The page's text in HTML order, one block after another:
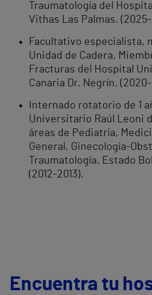
Traumatología del
Vithas Las Palmas.
Facultativo especialista,
Unidad de Cadera,
Fracturas del Hospital
Canaria Dr. Negrín.
Internado rotatorio de 1
Universitario Raúl Leoni
áreas de Pediatría,
General, Ginecología-
Traumatología. Estado
(2012-2013).
Encuentra tu